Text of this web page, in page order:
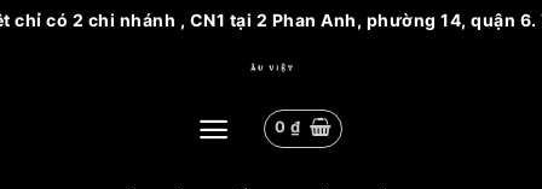
có 2 chi nhánh , CN1 tại 2 Phan Anh, phường 14, quận
0 ₫